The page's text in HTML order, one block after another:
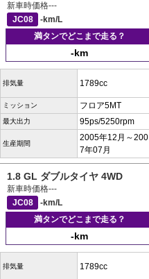
新車時価格---
JC08
-km/L
満タンでどこまで走る？
-km
排気量 1789cc
ミッション フロア5MT
最大出力 95ps/5250rpm
生産期間
2005年12月～200
7年07月
1.8 GL ダブルタイヤ 4WD
新車時価格---
JC08
-km/L
満タンでどこまで走る？
-km
排気量 1789cc